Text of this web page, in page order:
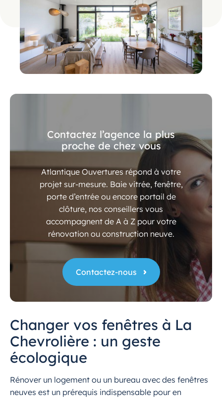
Contactez l’agence la plus
proche de chez vous
Atlantique Ouvertures répond à votre
projet sur-mesure. Baie vitrée, fenêtre,
porte d’entrée ou encore portail de
clôture, nos conseillers vous
accompagnent de A à Z pour votre
rénovation ou construction neuve.
Contactez-nous
Changer vos fenêtres à La
Chevrolière : un geste
écologique
Rénover un logement ou un bureau avec des fenêtres
neuves est un prérequis indispensable pour en